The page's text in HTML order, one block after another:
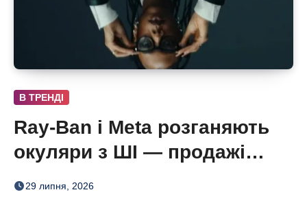
В ТРЕНДІ
Ray-Ban і Meta розганяють
окуляри з ШІ — продажі
майже подвоїлися
29 липня, 2026